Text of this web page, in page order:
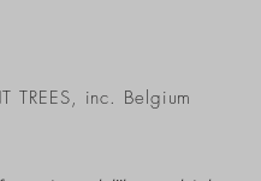
TREES, inc. Belgium